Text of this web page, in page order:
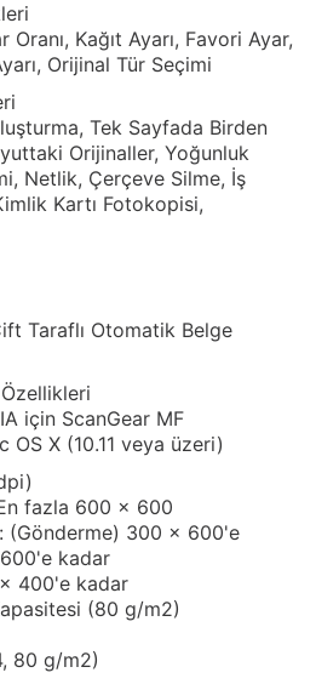
Kağıt Ayarı, Favori Ayar,
Orijinal Tür Seçimi
Tek Sayfada Birden
Orijinaller, Yoğunluk
Netlik, Çerçeve Silme, İş
Kartı Fotokopisi,
Taraflı Otomatik Belge
için ScanGear MF
OS X (10.11 veya üzeri)
fazla 600 x 600
(Gönderme) 300 x 600'e
kadar
400'e kadar
(80 g/m2)
80 g/m2)